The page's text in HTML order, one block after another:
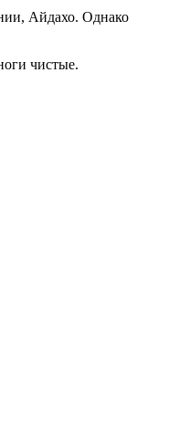
Айдахо. Однако
чистые.